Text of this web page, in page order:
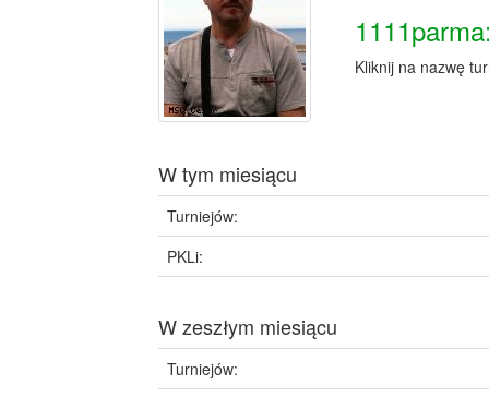
Kliknij na nazwę
W tym miesiącu
Turniejów:
PKLi:
W zeszłym miesiącu
Turniejów: